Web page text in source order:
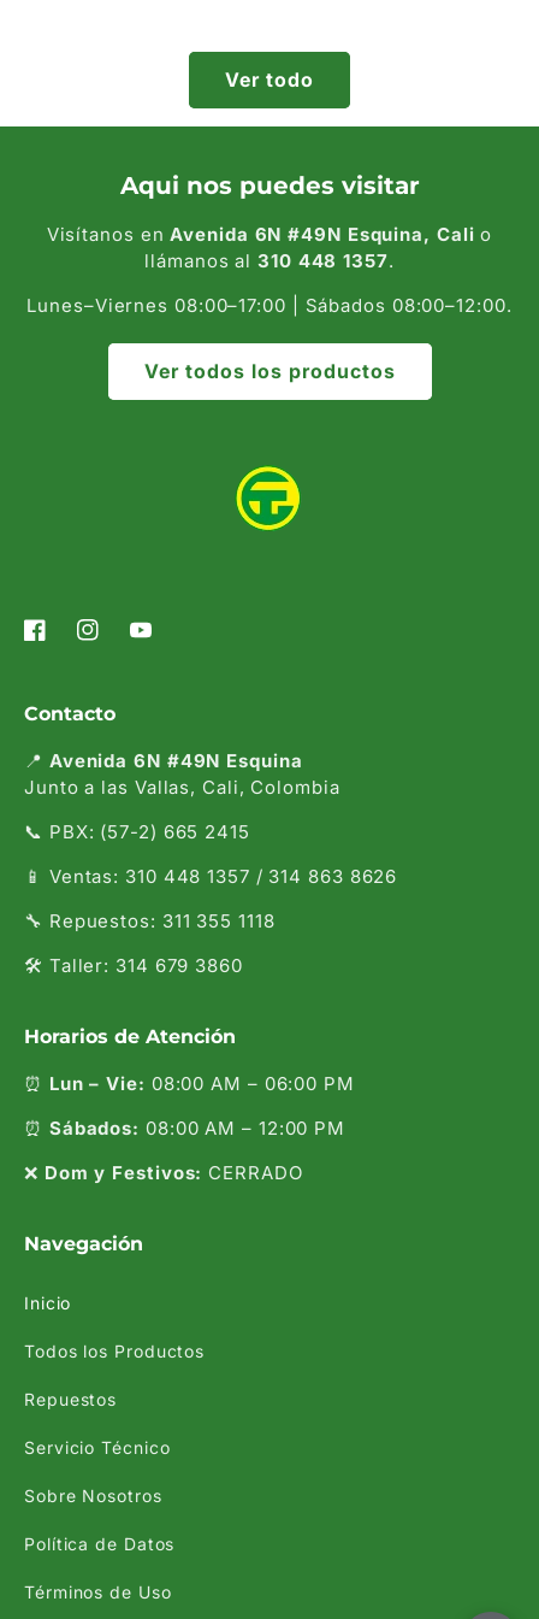
Ver todo
Aqui nos puedes visitar
Visítanos enAvenida 6N #49N Esquina, Cali o
llámanos al310 448 1357.
Lunes–Viernes 08:00–17:00 | Sábados 08:00–12:00.
Ver todos los productos
FacebookInstagramYouTube
Contacto
📍 Avenida 6N #49N Esquina
Junto a las Vallas, Cali, Colombia
📞 PBX: (57-2) 665 2415
📱 Ventas: 310 448 1357 / 314 863 8626
🔧 Repuestos: 311 355 1118
🛠️ Taller: 314 679 3860
Horarios de Atención
⏰ Lun – Vie: 08:00 AM – 06:00 PM
⏰ Sábados: 08:00 AM – 12:00 PM
❌ Dom y Festivos: CERRADO
Navegación
Inicio
Todos los Productos
Repuestos
Servicio Técnico
Sobre Nosotros
Política de Datos
Términos de Uso